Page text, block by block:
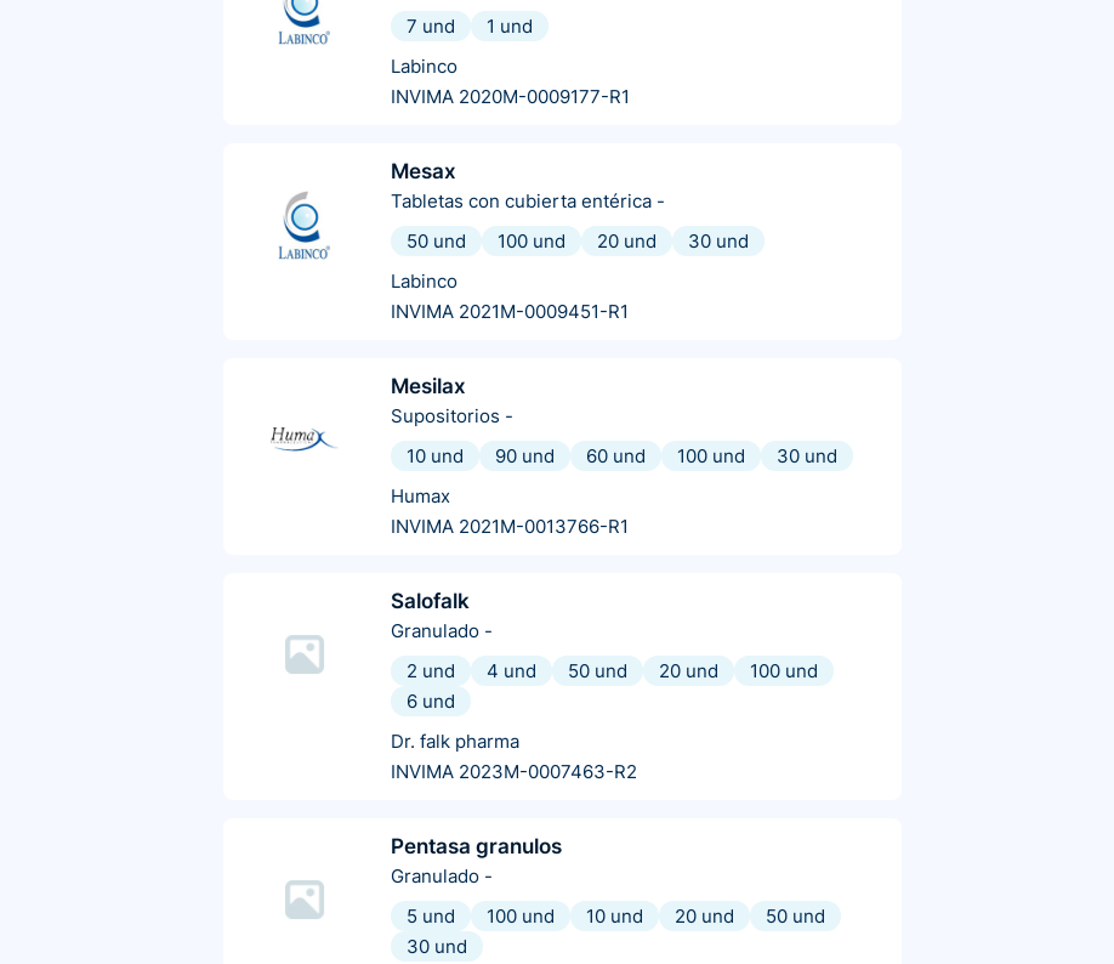
7 und
1 und
Labinco
INVIMA 2020M-0009177-R1
Mesax
Tabletas con cubierta entérica -
50 und
100 und 20 und
30 und
Labinco
INVIMA 2021M-0009451-R1
Mesilax
Supositorios -
10 und
90 und 60 und 100 und
30 und
Humax
INVIMA 2021M-0013766-R1
Salofalk
Granulado -
2 und
4 und 50 und 20 und
100 und
6 und
Dr. falk pharma
INVIMA 2023M-0007463-R2
Pentasa granulos
Granulado -
5 und
100 und 10 und 20 und
50 und
30 und